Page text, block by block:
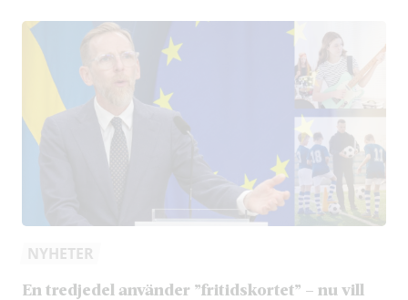
NYHETER
En tredjedel använder ”fritidskortet” – nu vill